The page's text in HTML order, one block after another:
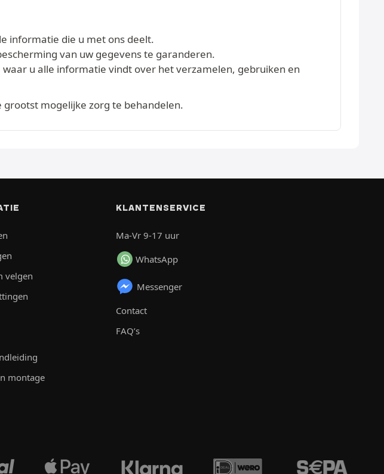
informatie die u met ons deelt.
van uw gegevens te garanderen.
u alle informatie vindt over het verzamelen, gebruiken en
mogelijke zorg te behandelen.
velgen
montage
KLANTENSERVICE
Ma-Vr 9-17 uur
WhatsApp
Messenger
Contact
FAQ’s